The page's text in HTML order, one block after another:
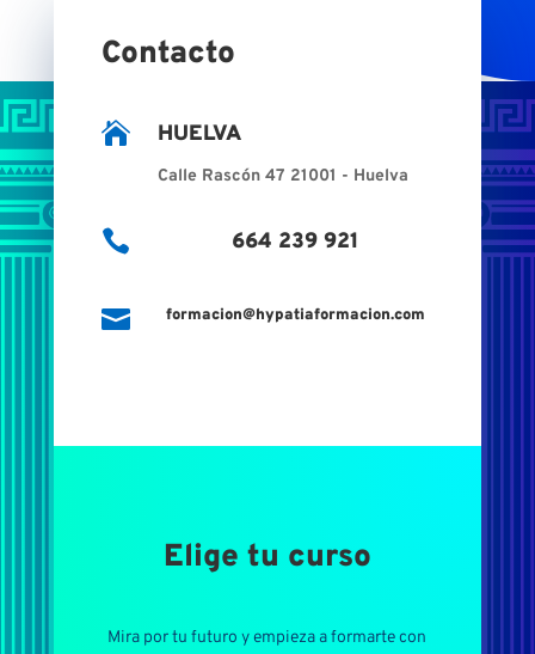
Contacto
 HUELVA
Calle Rascón 47 21001 - Huelva
 664 239 921
 formacion@hypatiaformacion.com
Elige tu curso
Mira por tu futuro y empieza a formarte con